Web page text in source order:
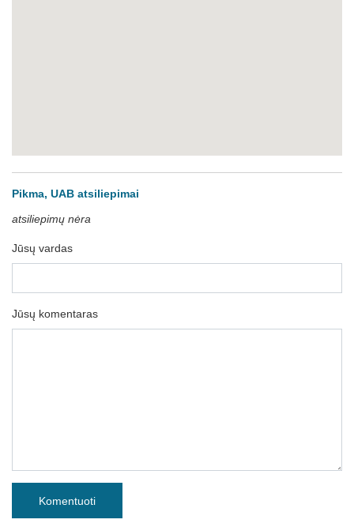
Pikma, UAB atsiliepimai
atsiliepimų nėra
Jūsų vardas
Jūsų komentaras
Komentuoti